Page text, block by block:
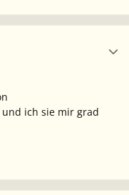
ich sie mir grad